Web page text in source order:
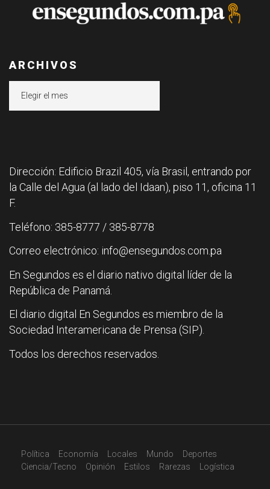
ARCHIVOS
Dirección: Edificio Brazil 405, vía Brasil, entrando por
la Calle del Agua (al lado del Idaan), piso 11, oficina 11
F.
Teléfono: 385-8777 / 385-8778
Correo electrónico: info@ensegundos.com.pa
En Segundos es el diario nativo digital líder de la
República de Panamá.
El diario digital En Segundos es miembro de la
Sociedad Interamericana de Prensa (SIP).
Todos los derechos reservados.
Política Economía Locales Mundo
Deportes
Ciencia/Tecno
Opinión Estilos Rarezas Logística